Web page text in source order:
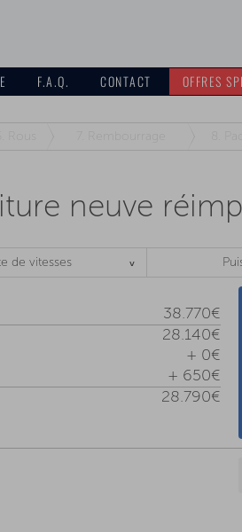
F.A.Q. CONTACT OFFRES
neuve
de vitesses
38.770€
28.140€
+ 0€
+ 650€
28.790€